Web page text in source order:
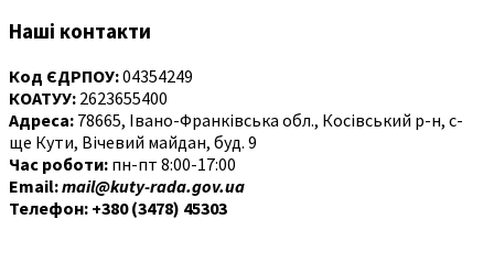
Наші контакти
Код ЄДРПОУ:04354249
КОАТУУ: 2623655400
Адреса: 78665, Івано-Франківська обл., Косівський р-н, с-
ще Кути, Вічевий майдан, буд. 9
Час роботи: пн-пт 8:00-17:00
Email:mail@kuty-rada.gov.ua
Телефон: +380 (3478) 45303